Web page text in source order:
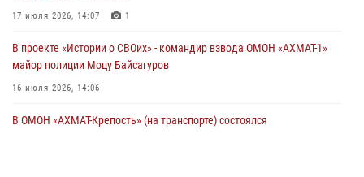
17 июля 2026, 14:07 1
В проекте «Истории о СВОих» - командир взвода ОМОН «АХМАТ-1»
майор полиции Моцу Байсагуров
16 июля 2026, 14:06
В ОМОН «АХМАТ-Крепость» (на транспорте) состоялся